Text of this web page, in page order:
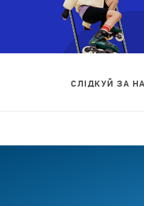
СЛІДКУЙ ЗА